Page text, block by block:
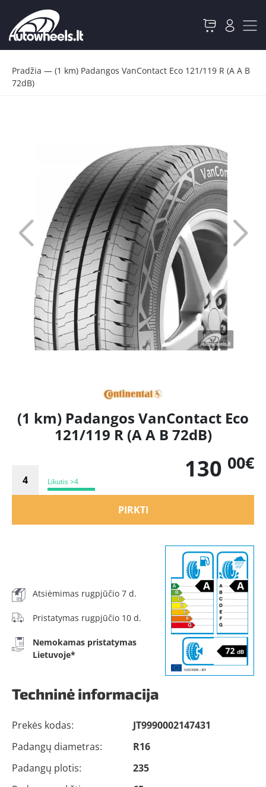
Pradžia — (1 km) Padangos VanContact Eco 121/119 R (A A B
72dB)
(1 km) Padangos VanContact Eco
121/119 R (A A B 72dB)
Likutis >4 130 00€
PIRKTI
Atsiėmimas rugpjūčio 7 d.
Pristatymas rugpjūčio 10 d.
Nemokamas pristatymas
Lietuvoje*
Techninė informacija
Prekės kodas:
JT9990002147431
Padangų diametras:
R16
Padangų plotis:
235